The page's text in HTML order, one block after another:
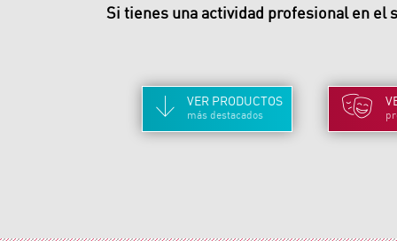
Si tienes una actividad profesional en el
VER PRODUCTOS
más destacados